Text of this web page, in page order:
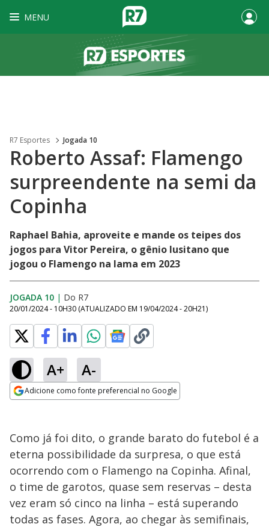
MENU
R7 Esportes Jogada 10
Roberto Assaf: Flamengo
surpreendente na semi da
Copinha
Raphael Bahia, aproveite e mande os teipes dos
jogos para Vitor Pereira, o gênio lusitano que
jogou o Flamengo na lama em 2023
JOGADA 10 | Do R7
20/01/2024 - 10H30 (ATUALIZADO EM 19/04/2024 - 20H21)
A+ A-
Adicione como fonte preferencial no Google
Como já foi dito, o grande barato do futebol é a
eterna possibilidade da surpresa, o que está
ocorrendo com o Flamengo na Copinha. Afinal,
o time de garotos, quase sem reservas – desta
vez eram só cinco na linha – está superando
todas as fases. Agora, ao chegar às semifinais,